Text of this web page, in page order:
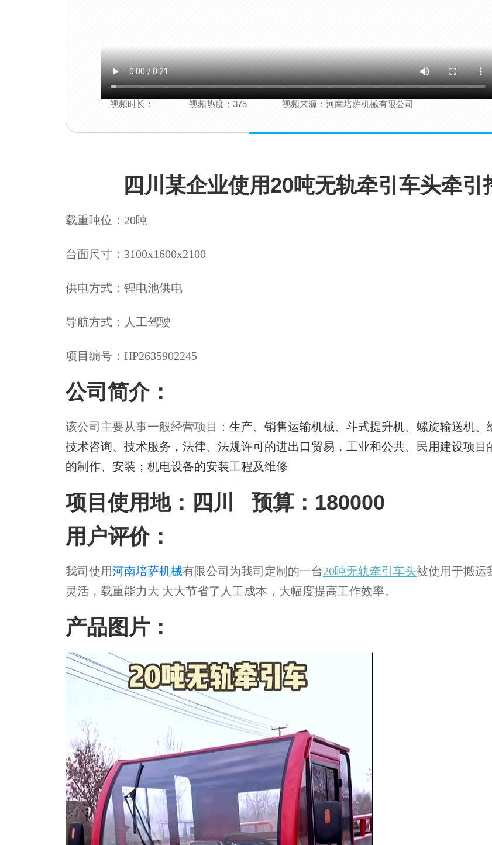
视频时长： 视频热度：375 视频来源：河南培萨机械有限公司
四川某企业使用20吨无轨牵引车头牵引
载重吨位：20吨
台面尺寸：3100x1600x2100
供电方式：锂电池供电
导航方式：人工驾驶
项目编号：HP2635902245
公司简介：
该公司主要从事一般经营项目： 生产、销售运输机械、斗式提升机、螺旋输送机、
技术咨询、技术服务，法律、法规许可的进出口贸易，工业和公共、民用建设项
的制作、安装；机电设备的安装工程及维修
项目使用地：四川 预算：180000
用户评价：
我司使用河南培萨机械有限公司为我司定制的一台20吨无轨牵引车头被使用于搬运
灵活，载重能力大 大大节省了人工成本，大幅度提高工作效率。
产品图片：